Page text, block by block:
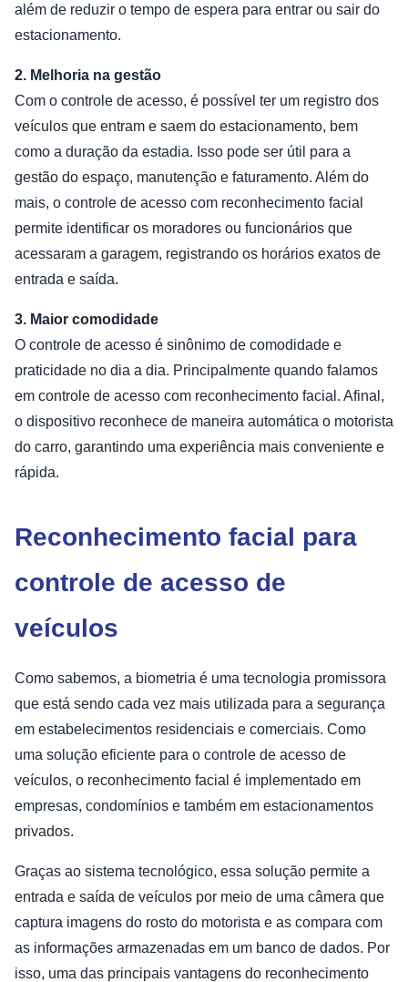
além de reduzir o tempo de espera para entrar ou sair do
estacionamento.
2. Melhoria na gestão
Com o controle de acesso, é possível ter um registro dos
veículos que entram e saem do estacionamento, bem
como a duração da estadia. Isso pode ser útil para a
gestão do espaço, manutenção e faturamento. Além do
mais, o controle de acesso com reconhecimento facial
permite identificar os moradores ou funcionários que
acessaram a garagem, registrando os horários exatos de
entrada e saída.
3. Maior comodidade
O controle de acesso é sinônimo de comodidade e
praticidade no dia a dia. Principalmente quando falamos
em controle de acesso com reconhecimento facial. Afinal,
o dispositivo reconhece de maneira automática o motorista
do carro, garantindo uma experiência mais conveniente e
rápida.
Reconhecimento facial para
controle de acesso de
veículos
Como sabemos, a biometria é uma tecnologia promissora
que está sendo cada vez mais utilizada para a segurança
em estabelecimentos residenciais e comerciais. Como
uma solução eficiente para o controle de acesso de
veículos, o reconhecimento facial é implementado em
empresas, condomínios e também em estacionamentos
privados.
Graças ao sistema tecnológico, essa solução permite a
entrada e saída de veículos por meio de uma câmera que
captura imagens do rosto do motorista e as compara com
as informações armazenadas em um banco de dados. Por
isso, uma das principais vantagens do reconhecimento